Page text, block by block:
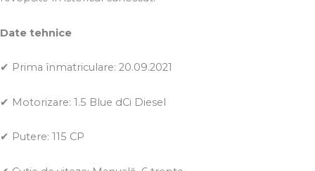
Date tehnice
✔ Prima înmatriculare: 20.09.2021
✔ Motorizare: 1.5 Blue dCi Diesel
✔ Putere: 115 CP